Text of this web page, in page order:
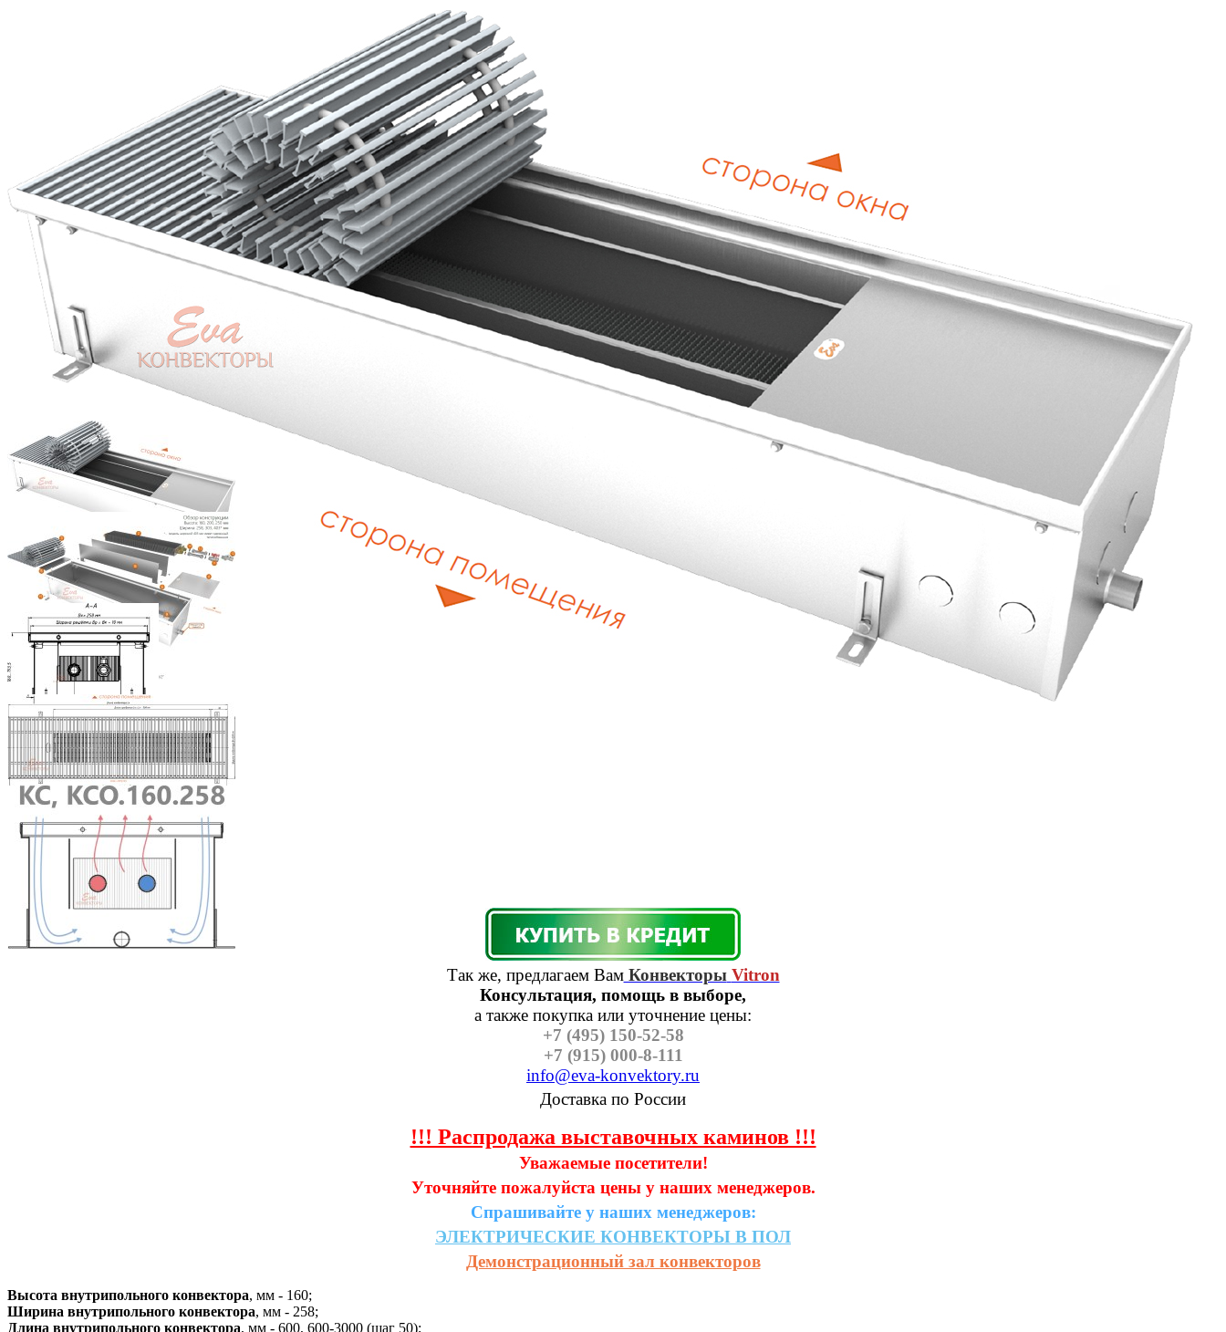
Так же, предлагаем ВамКонвекторы Vitron
Консультация, помощь в выборе,
а также покупка или уточнение цены:
+7 (495) 150-52-58
+7 (915) 000-8-111
info@eva-konvektory.ru
Доставка по России
!!! Распродажа выставочных каминов !!!
Уважаемые посетители!
Уточняйте пожалуйста цены у наших менеджеров.
Спрашивайте у наших менеджеров:
ЭЛЕКТРИЧЕСКИЕ КОНВЕКТОРЫ В ПОЛ
Демонстрационный зал конвекторов
Высота внутрипольного конвектора, мм - 160;
Ширина внутрипольного конвектора, мм - 258;
Длина внутрипольного конвектора, мм - 600, 600-3000 (шаг 50);